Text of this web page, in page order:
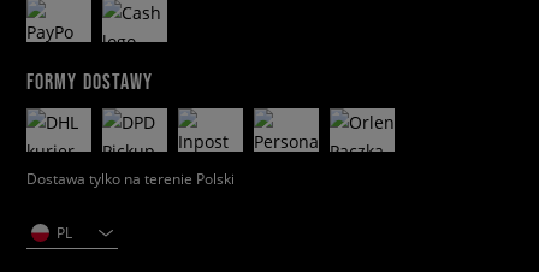
FORMY DOSTAWY
Dostawa tylko na terenie Polski
PL